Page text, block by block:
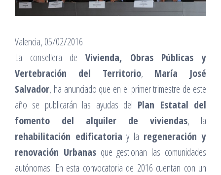
Valencia, 05/02/2016
La consellera de Vivienda, Obras Públicas y
Vertebración del Territorio, María José
Salvador, ha anunciado que en el primer trimestre de este
año se publicarán las ayudas del Plan Estatal del
fomento del alquiler de viviendas, la
rehabilitación edificatoria y la regeneración y
renovación Urbanasque gestionan las comunidades
autónomas. En esta convocatoria de 2016 cuentan con un